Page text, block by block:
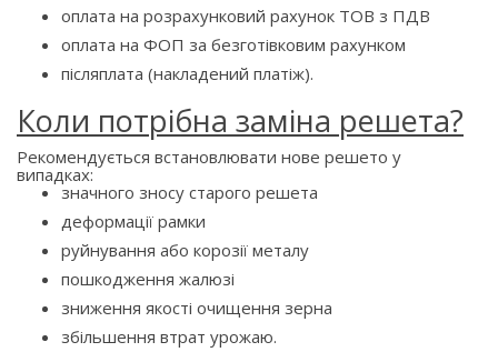
оплата на розрахунковий рахунок ТОВ з ПДВ
оплата на ФОП за безготівковим рахунком
післяплата (накладений платіж).
Коли потрібна заміна решета?
Рекомендується встановлювати нове решето у
випадках:
значного зносу старого решета
деформації рамки
руйнування або корозії металу
пошкодження жалюзі
зниження якості очищення зерна
збільшення втрат урожаю.